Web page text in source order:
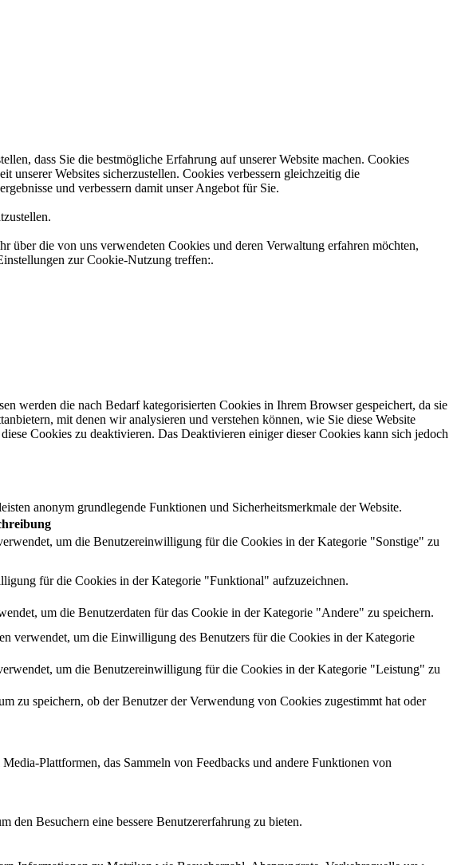
dass Sie die bestmögliche Erfahrung auf unserer Website machen. Cookies
Websites sicherzustellen. Cookies verbessern gleichzeitig die
und verbessern damit unser Angebot für Sie.
die von uns verwendeten Cookies und deren Verwaltung erfahren möchten,
zur Cookie-Nutzung treffen:.
werden die nach Bedarf kategorisierten Cookies in Ihrem Browser gespeichert, da sie
mit denen wir analysieren und verstehen können, wie Sie diese Website
Cookies zu deaktivieren. Das Deaktivieren einiger dieser Cookies kann sich jedoch
anonym grundlegende Funktionen und Sicherheitsmerkmale der Website.
um die Benutzereinwilligung für die Cookies in der Kategorie "Sonstige" zu
für die Cookies in der Kategorie "Funktional" aufzuzeichnen.
um die Benutzerdaten für das Cookie in der Kategorie "Andere" zu speichern.
verwendet, um die Einwilligung des Benutzers für die Cookies in der Kategorie
um die Benutzereinwilligung für die Cookies in der Kategorie "Leistung" zu
zu speichern, ob der Benutzer der Verwendung von Cookies zugestimmt hat oder
Plattformen, das Sammeln von Feedbacks und andere Funktionen von
den Besuchern eine bessere Benutzererfahrung zu bieten.